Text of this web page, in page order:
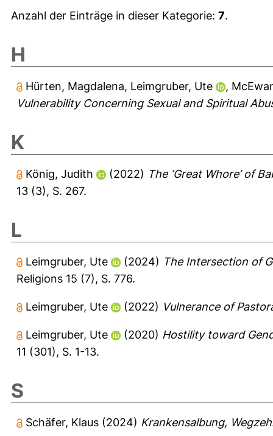
Anzahl der Einträge in dieser Kategorie: 7.
H
Hürten, Magdalena, Leimgruber, Ute ,
Vulnerability Concerning Sexual and Spiritual
K
König, Judith (2022) The ‘Great Whore’ of
13 (3), S. 267.
L
Leimgruber, Ute (2024) The Intersection of
Religions 15 (7), S. 776.
Leimgruber, Ute (2022) Vulnerance of
Leimgruber, Ute (2020) Hostility toward
11 (301), S. 1-13.
S
Schäfer, Klaus (2024) Krankensalbung,